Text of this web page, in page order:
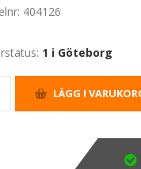
404126
1 i Göteborg